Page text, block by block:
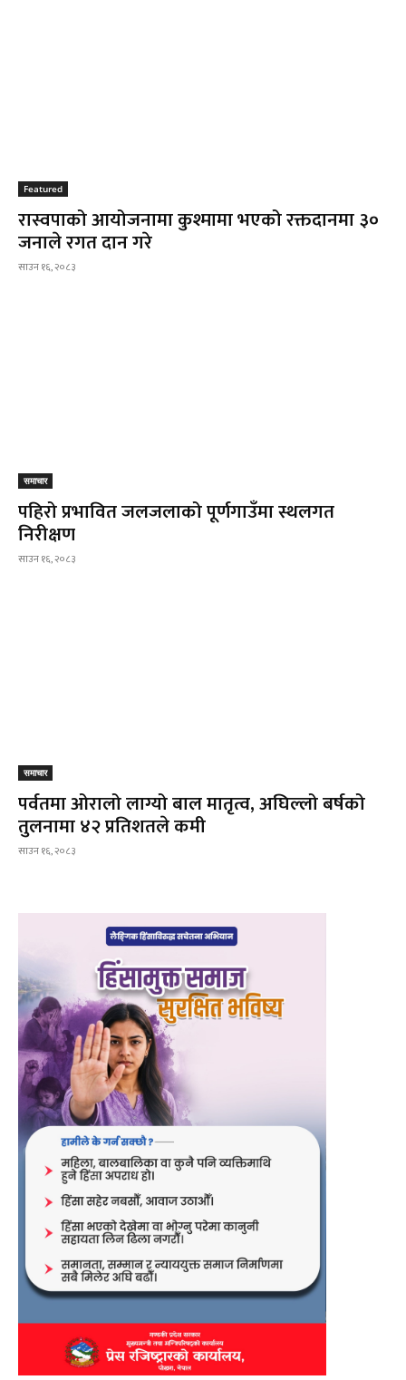
Featured
रास्वपाको आयोजनामा कुश्मामा भएको रक्तदानमा ३०
जनाले रगत दान गरे
साउन १६, २०८३
समाचार
पहिरो प्रभावित जलजलाको पूर्णगाउँमा स्थलगत
निरीक्षण
साउन १६, २०८३
समाचार
पर्वतमा ओरालो लाग्यो बाल मातृत्व, अघिल्लो बर्षको
तुलनामा ४२ प्रतिशतले कमी
साउन १६, २०८३